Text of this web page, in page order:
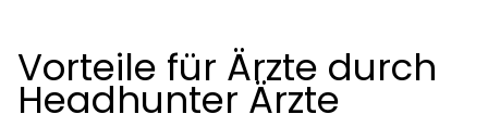
Vorteile für Ärzte durch
Headhunter Ärzte